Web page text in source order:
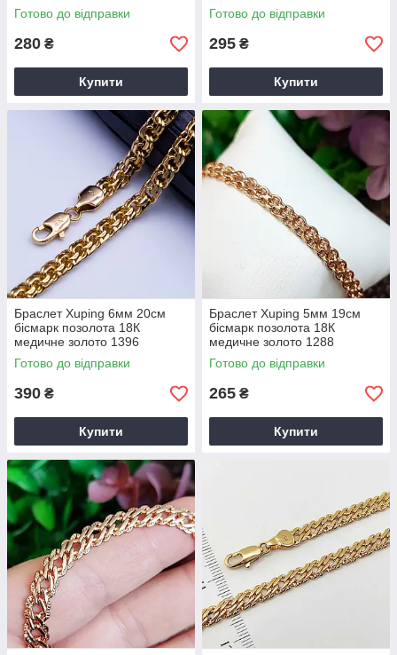
Готово до відправки
280 ₴
Купити
Готово до відправки
295 ₴
Купити
Браслет Xuping 6мм 20см
бісмарк позолота 18К
медичне золото 1396
Готово до відправки
390 ₴
Купити
Браслет Xuping 5мм 19см
бісмарк позолота 18К
медичне золото 1288
Готово до відправки
265 ₴
Купити